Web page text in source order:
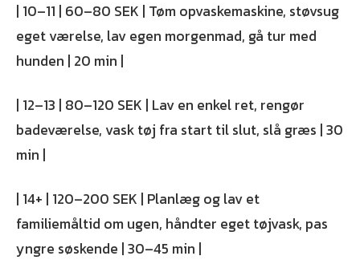
| 10–11 | 60–80 SEK | Tøm opvaskemaskine, støvsug
eget værelse, lav egen morgenmad, gå tur med
hunden | 20 min |
| 12–13 | 80–120 SEK | Lav en enkel ret, rengør
badeværelse, vask tøj fra start til slut, slå græs | 30
min |
| 14+ | 120–200 SEK | Planlæg og lav et
familiemåltid om ugen, håndter eget tøjvask, pas
yngre søskende | 30–45 min |